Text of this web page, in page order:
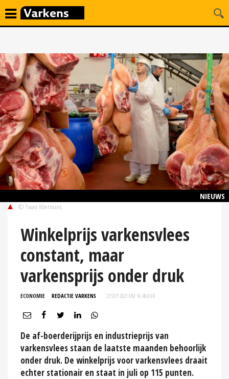
NIEUWS
© Twan Wiermans
Winkelprijs varkensvlees
constant, maar
varkensprijs onder druk
ECONOMIE REDACTIE VARKENS 23 SEP 2021 OM 16:46UUR
De af-boerderijprijs en industrieprijs van
varkensvlees staan de laatste maanden behoorlijk
onder druk. De winkelprijs voor varkensvlees draait
echter stationair en staat in juli op 115 punten.